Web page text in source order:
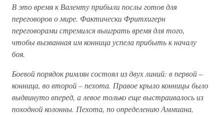
В это время к Валенту прибыли послы готов для
переговоров о мире. Фактически Фритхигерн
переговорами стремился выиграть время для того,
чтобы вызванная им конница успела прибыть к началу
боя.
Боевой порядок римлян состоял из двух линий: в первой –
конница, во второй – пехота. Правое крыло конницы было
выдвинуто вперед, а левое только еще выстраивалось из
походной колонны. Пехота, по определению Аммиана,